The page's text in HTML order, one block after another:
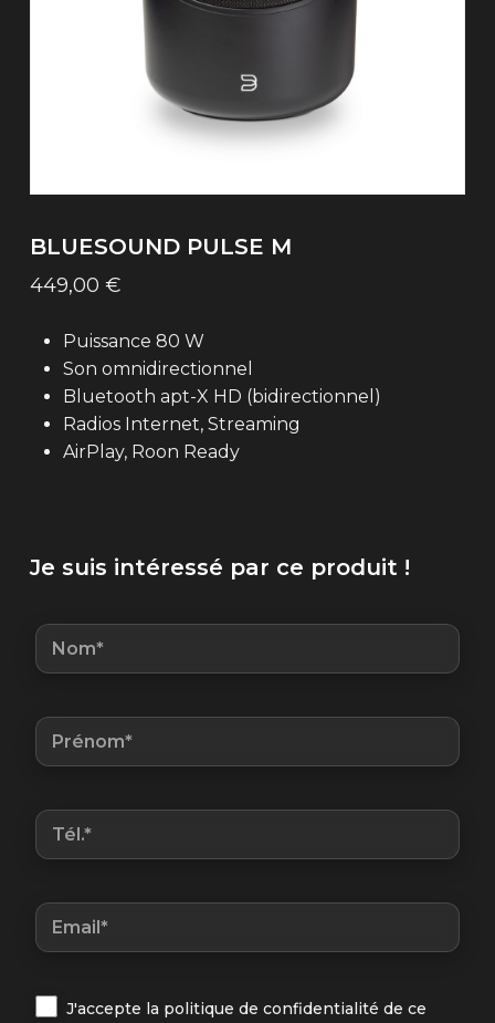
BLUESOUND PULSE M
449,00 €
Puissance 80 W
Son omnidirectionnel
Bluetooth apt-X HD (bidirectionnel)
Radios Internet, Streaming
AirPlay, Roon Ready
Je suis intéressé par ce produit !
J'accepte la politique de confidentialité de ce